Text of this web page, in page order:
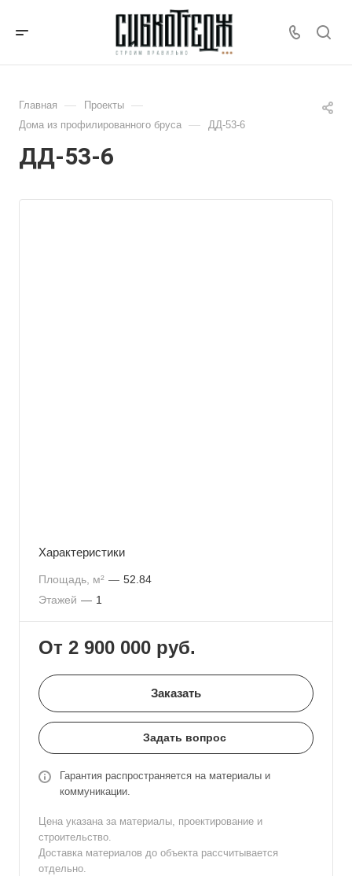
Главная — Проекты —
Дома из профилированного бруса — ДД-53-6
ДД-53-6
Характеристики
Площадь, м² — 52.84
Этажей — 1
От 2 900 000 руб.
Заказать
Задать вопрос
Гарантия распространяется на материалы и
коммуникации.
Цена указана за материалы, проектирование и
строительство.
Доставка материалов до объекта рассчитывается
отдельно.